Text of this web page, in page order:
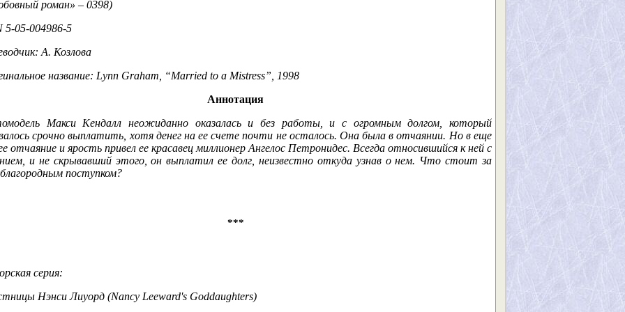
роман» – 0398)
5-05-004986-5
А. Козлова
название: Lynn Graham, “Married to a Mistress”, 1998
Аннотация
Макси Кендалл неожиданно оказалась и без работы, и с огромным долгом, который
срочно выплатить, хотя денег на ее счете почти не осталось. Она была в отчаянии. Но в еще
отчаяние и ярость привел ее красавец миллионер Ангелос Петронидес. Всегда относившийся к ней с
и не скрывавший этого, он выплатил ее долг, неизвестно откуда узнав о нем. Что стоит за
поступком?
***
серия:
Нэнси Лиуорд (Nancy Leeward's Goddaughters)